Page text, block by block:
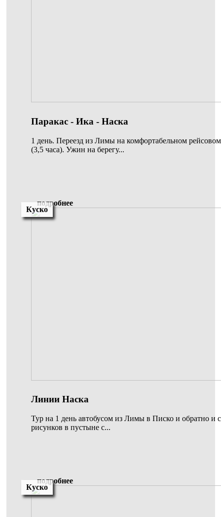
Паракас - Ика - Наска
1 день. Переезд из Лимы на комфортабельном
(3,5 часа). Ужин на берегу...
подробнее
Куско
Линии Наска
Тур на 1 день автобусом из Лимы в Писко и обратно и
рисунков в пустыне с...
подробнее
Куско